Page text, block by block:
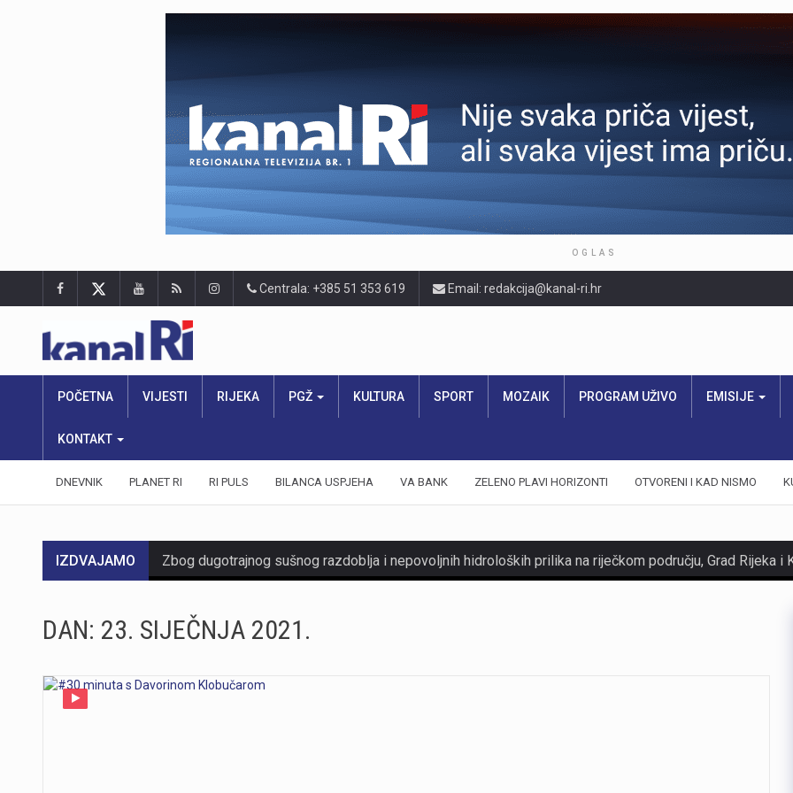
OGLAS
Centrala: +385 51 353 619 Email: redakcija@kanal-ri.hr
POČETNA VIJESTI RIJEKA PGŽ KULTURA SPORT MOZAIK PROGRAM UŽIVO EMISIJE
KONTAKT
DNEVNIK PLANET RI RI PULS BILANCA USPJEHA VA BANK ZELENO PLAVI HORIZONTI OTVORENI I KAD NISMO
IZDVAJAMO
DAN: 23. SIJEČNJA 2021.